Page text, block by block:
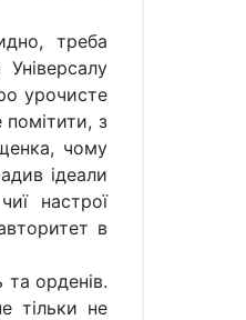
треба
урочисте
помітити, з
чому
ідеали
настрої
в
орденів.
тільки не